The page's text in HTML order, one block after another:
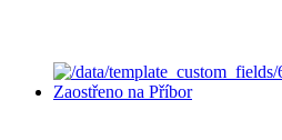
Zaostřeno na Příbor